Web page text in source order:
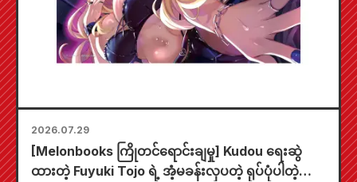
2026.07.29
[Melonbooks ကြိုတင်ရောင်းချမှု] Kudou ရေးဆွဲ
ထားတဲ့ Fuyuki Tojo ရဲ့ အံ့မခန်းလှပတဲ့ ရုပ်ပုံပါတဲ့